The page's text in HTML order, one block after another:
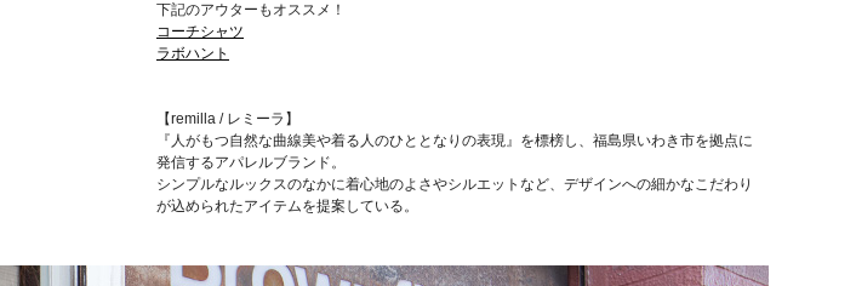
下記のアウターもオススメ！
コーチシャツ
ラボハント
【remilla / レミーラ】
『人がもつ自然な曲線美や着る人のひととなりの表現』を標榜し、福島県いわき市を拠点に
発信するアパレルブランド。
シンプルなルックスのなかに着心地のよさやシルエットなど、デザインへの細かなこだわり
が込められたアイテムを提案している。